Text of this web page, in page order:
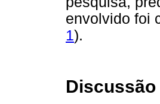
envolvido foi
1).
Discussão